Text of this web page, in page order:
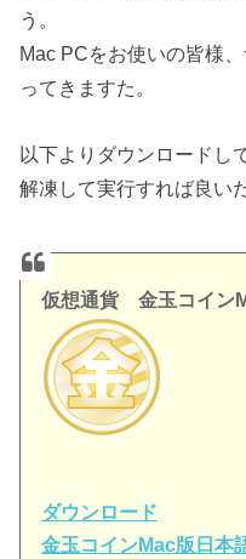
う。
Mac PCをお使いの皆様
ってきますた。
以下よりダウンロードし
解凍して実行すれば良い
仮想通貨 金玉コイン
ダウンロード
金玉コインMac版日本